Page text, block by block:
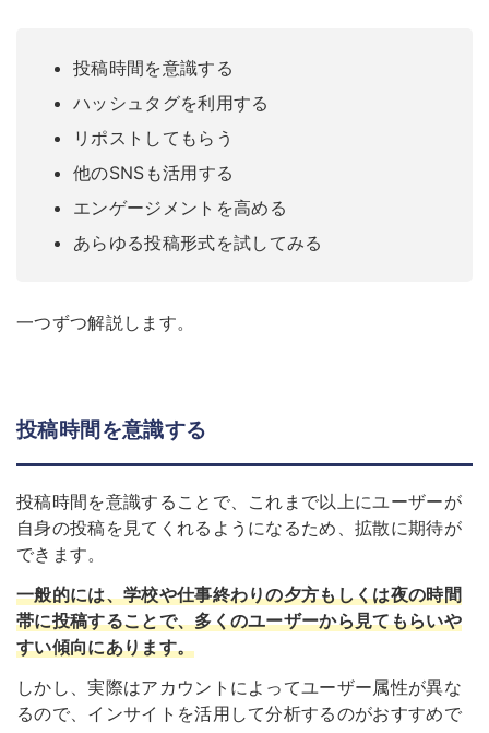
投稿時間を意識する
ハッシュタグを利用する
リポストしてもらう
他のSNSも活用する
エンゲージメントを高める
あらゆる投稿形式を試してみる
一つずつ解説します。
投稿時間を意識する
投稿時間を意識することで、これまで以上にユーザーが
自身の投稿を見てくれるようになるため、拡散に期待が
できます。
一般的には、学校や仕事終わりの夕方もしくは夜の時間
帯に投稿することで、多くのユーザーから見てもらいや
すい傾向にあります。
しかし、実際はアカウントによってユーザー属性が異な
るので、インサイトを活用して分析するのがおすすめで